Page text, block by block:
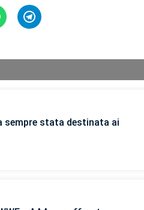
sempre stata destinata ai